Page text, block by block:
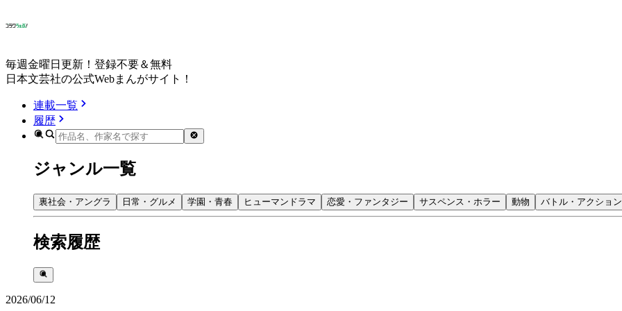
毎週金曜日更新！登録不要＆無料
日本文芸社の公式Webまんがサイト！
連載一覧
履歴
ジャンル一覧
裏社会・アングラ 日常・グルメ 学園・青春 ヒューマンドラマ 恋愛・ファンタジー サスペンス・ホラー 動物 バトル・アクション
検索履歴
2026/06/12